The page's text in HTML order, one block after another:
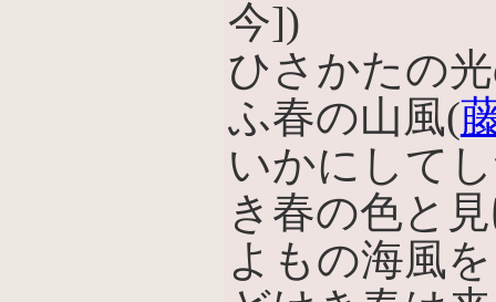
今])
ひさかたの
ふ春の山風(
いかにして
き春の色と
よもの海風